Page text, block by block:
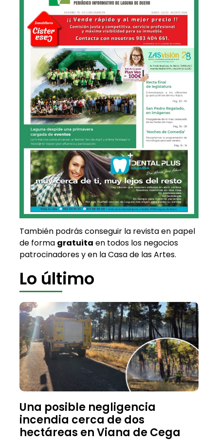
También podrás conseguir la revista en papel
de forma gratuita en todos los negocios
patrocinadores y en la Casa de las Artes.
Lo último
Una posible negligencia
incendia cerca de dos
hectáreas en Viana de Cega